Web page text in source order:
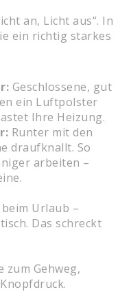
an, Licht aus“. In
ein richtig starkes
Geschlossene, gut
ein Luftpolster
Ihre Heizung.
Runter mit den
draufknallt. So
arbeiten –
Urlaub –
Das schreckt
zum Gehweg,